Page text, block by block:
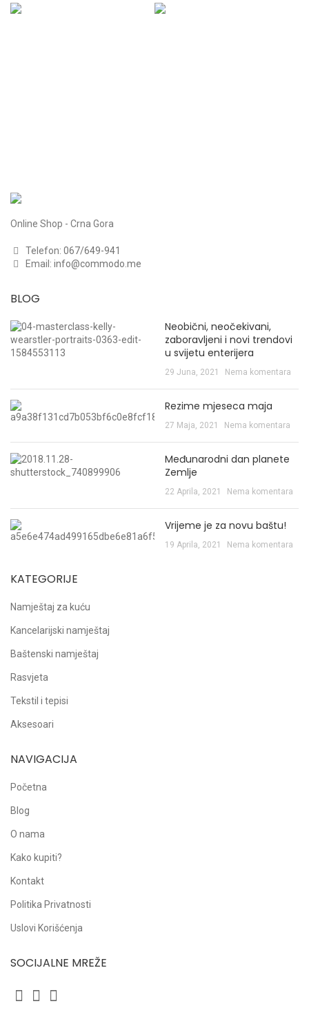
Online Shop - Crna Gora
Telefon: 067/649-941
Email: info@commodo.me
BLOG
Neobični, neočekivani,
zaboravljeni i novi trendovi
u svijetu enterijera
29 Juna, 2021 Nema komentara
Rezime mjeseca maja
27 Maja, 2021 Nema komentara
Međunarodni dan planete
Zemlje
22 Aprila, 2021 Nema komentara
Vrijeme je za novu baštu!
19 Aprila, 2021 Nema komentara
KATEGORIJE
Namještaj za kuću
Kancelarijski namještaj
Baštenski namještaj
Rasvjeta
Tekstil i tepisi
Aksesoari
NAVIGACIJA
Početna
Blog
O nama
Kako kupiti?
Kontakt
Politika Privatnosti
Uslovi Korišćenja
SOCIJALNE MREŽE